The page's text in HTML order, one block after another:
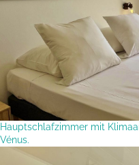
Hauptschlafzimmer mit
Vénus.